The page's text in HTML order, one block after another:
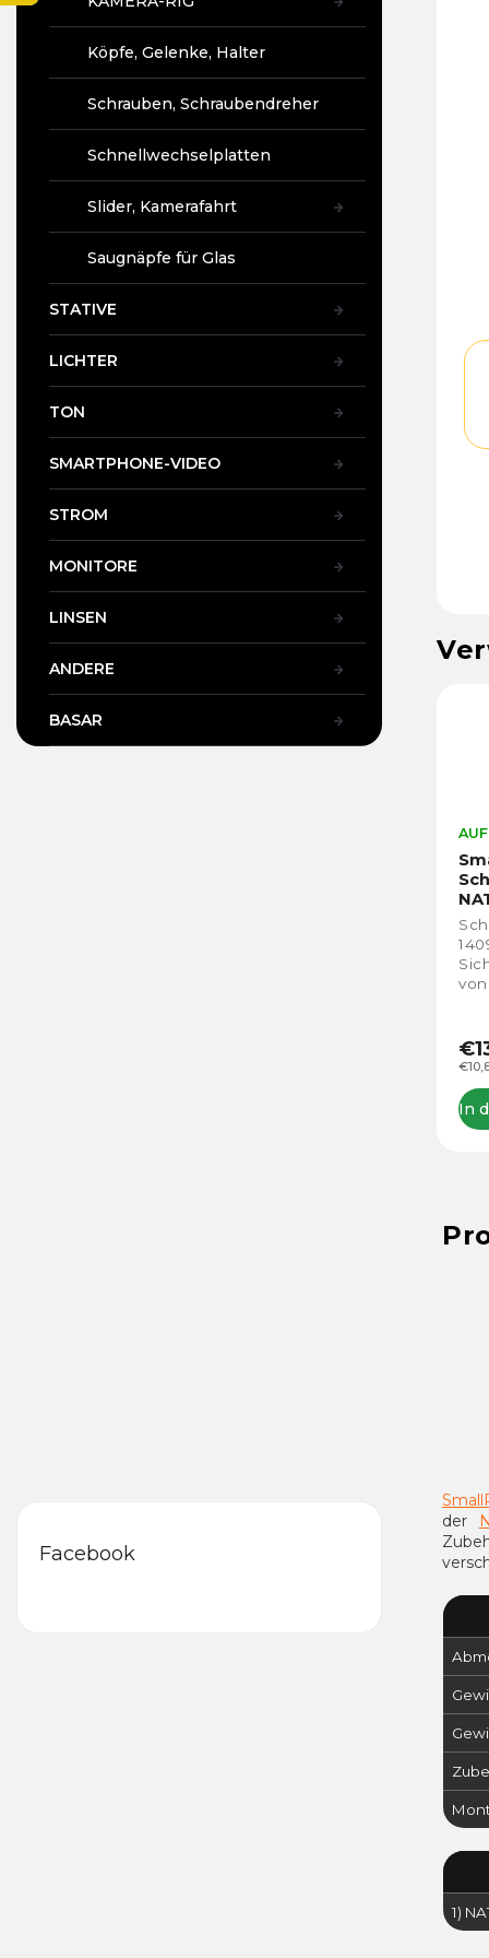
Köpfe, Gelenke, Halter
Schrauben, Schraubendreher
Schnellwechselplatten
Slider, Kamerafahrt
Saugnäpfe für Glas
STATIVE
LICHTER
TON
SMARTPHONE-VIDEO
STROM
MONITORE
LINSEN
ANDERE
BASAR
Facebook
In
von
der
1)